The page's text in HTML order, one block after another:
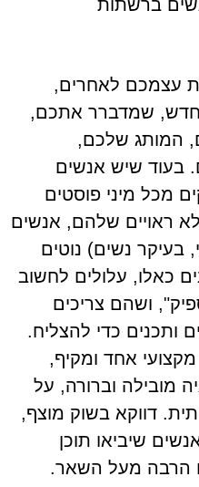
ברשתות
עצמכם לאחרים,
חדש, שמדברר אתכם,
המותג שלכם,
בעוד שיש אנשים
מכל מיני פוסטים
ראויים שלהם, אנשים
בעיקר נשים) נוטים
כאלו, עלולים לחשוב
ושהם צריכים
ותכנים כדי להצליח.
אחד ומקיף,
מובילה וברורה, על
דווקא בשוק מוצף,
שיביאו תוכן
הרבה מעל השאר.